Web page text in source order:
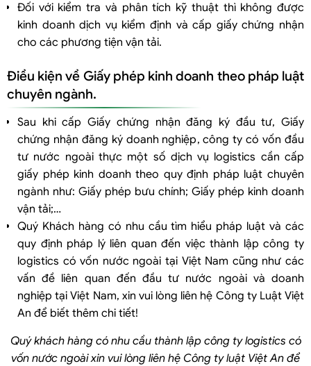
Đối với kiểm tra và phân tích kỹ thuật thì không được
kinh doanh dịch vụ kiểm định và cấp giấy chứng nhận
cho các phương tiện vận tải.
Điều kiện về Giấy phép kinh doanh theo pháp luật
chuyên ngành.
Sau khi cấp Giấy chứng nhận đăng ký đầu tư, Giấy
chứng nhận đăng ký doanh nghiệp, công ty có vốn đầu
tư nước ngoài thực một số dịch vụ logistics cần cấp
giấy phép kinh doanh theo quy định pháp luật chuyên
ngành như: Giấy phép bưu chính; Giấy phép kinh doanh
vận tải;…
Quý Khách hàng có nhu cầu tìm hiểu pháp luật và các
quy định pháp lý liên quan đến việc thành lập công ty
logistics có vốn nước ngoài tại Việt Nam cũng như các
vấn đề liên quan đến đầu tư nước ngoài và doanh
nghiệp tại Việt Nam, xin vui lòng liên hệ Công ty Luật Việt
An để biết thêm chi tiết!
Quý khách hàng có nhu cầu thànhlập công ty logistics có
vốn nước ngoàixin vui lòng liên hệ Công ty luật Việt An để